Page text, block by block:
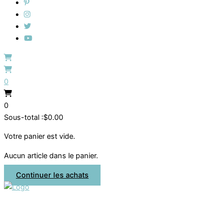
0
0
Sous-total :$0.00
Votre panier est vide.
Aucun article dans le panier.
Continuer les achats